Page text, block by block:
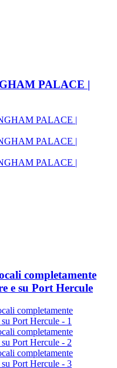
PALACE |
completamente
e su Port Hercule